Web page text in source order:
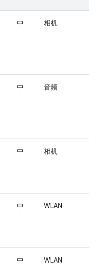
中 相机
中 音频
中 相机
中 WLAN
中 WLAN